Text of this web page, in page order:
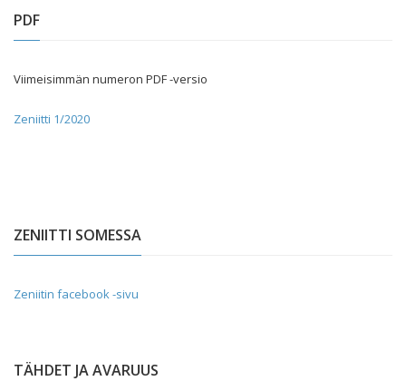
PDF
Viimeisimmän numeron PDF -versio
Zeniitti 1/2020
ZENIITTI SOMESSA
Zeniitin facebook -sivu
TÄHDET JA AVARUUS